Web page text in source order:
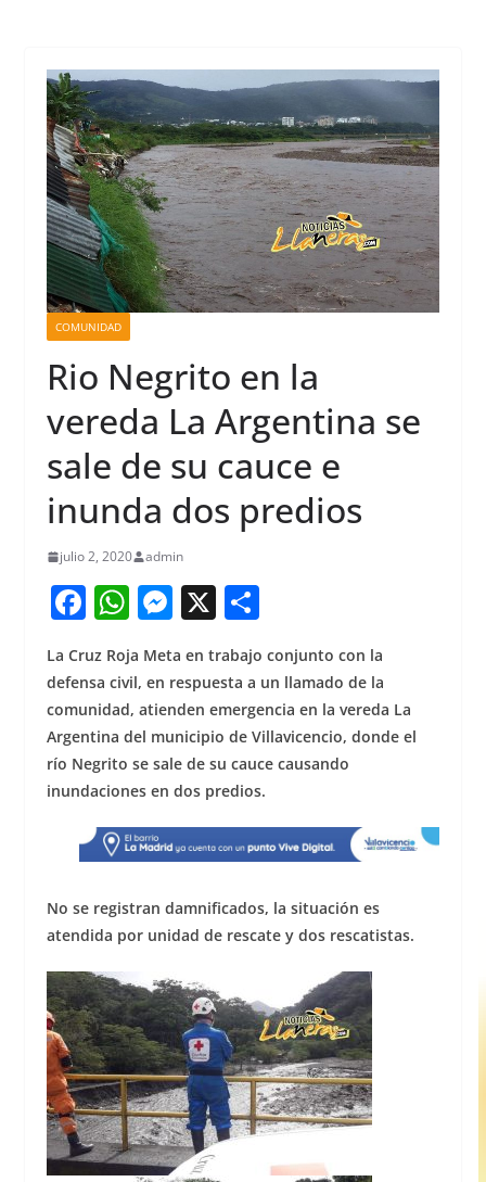
COMUNIDAD
Rio Negrito en la
vereda La Argentina se
sale de su cauce e
inunda dos predios
julio 2, 2020 admin
F
c
e
b
o
o
k
W
h
at
s
A
p
p
M
ss
e
n
g
er
X S
ar
e
La Cruz Roja Meta en trabajo conjunto con la
defensa civil, en respuesta a un llamado de la
comunidad, atienden emergencia en la vereda La
Argentina del municipio de Villavicencio, donde el
río Negrito se sale de su cauce causando
inundaciones en dos predios.
No se registran damnificados, la situación es
atendida por unidad de rescate y dos rescatistas.